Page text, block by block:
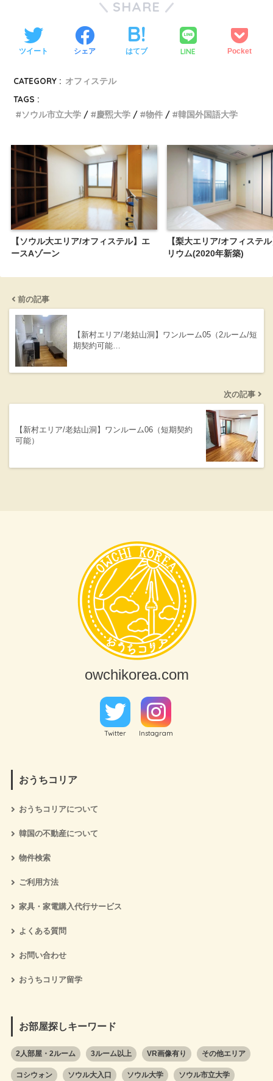
SHARE
ツイート シェア はてブ LINE Pocket
CATEGORY : オフィステル
TAGS :
ソウル市立大学
慶煕大学 物件 韓国外国語大学
【ソウル大エリア/オフィステル】エ
ースAゾーン
【梨大エリア/オフィステ
リウム(2020年新築)
前の記事
【新村エリア/老姑山洞】ワンルーム05（2ルーム/短
期契約可能…
次の記事
【新村エリア/老姑山洞】ワンルーム06（短期契約
可能）
owchikorea.com
Twitter Instagram
おうちコリア
おうちコリアについて
韓国の不動産について
物件検索
ご利用方法
家具・家電購入代行サービス
よくある質問
お問い合わせ
おうちコリア留学
お部屋探しキーワード
2人部屋・2ルーム 3ルーム以上 VR画像有り その他エリア
コシウォン ソウル大入口 ソウル大学 ソウル市立大学